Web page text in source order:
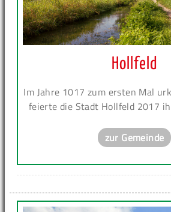
Hollfeld
Im Jahre 1017 zum ersten Mal
feierte die Stadt Hollfeld 2017
zur Gemeinde